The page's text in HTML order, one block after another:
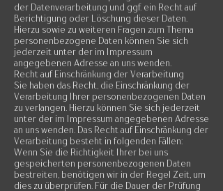
der Datenverarbeitung und ggf. ein Recht auf
Berichtigung oder Löschung dieser Daten.
Hierzu sowie zu weiteren Fragen zum Thema
personenbezogene Daten können Sie sich
jederzeit unter der im Impressum
angegebenen Adresse an uns wenden.
Recht auf Einschränkung der Verarbeitung
Sie haben das Recht, die Einschränkung der
Verarbeitung Ihrer personenbezogenen Daten
zu verlangen. Hierzu können Sie sich jederzeit
unter der im Impressum angegebenen Adresse
an uns wenden. Das Recht auf Einschränkung der
Verarbeitung besteht in folgenden Fällen:
Wenn Sie die Richtigkeit Ihrer bei uns
gespeicherten personenbezogenen Daten
bestreiten, benötigen wir in der Regel Zeit, um
dies zu überprüfen. Für die Dauer der Prüfung